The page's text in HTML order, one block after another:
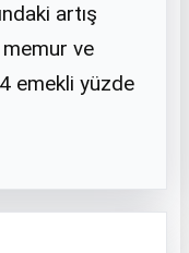
artış
ve
emekli yüzde